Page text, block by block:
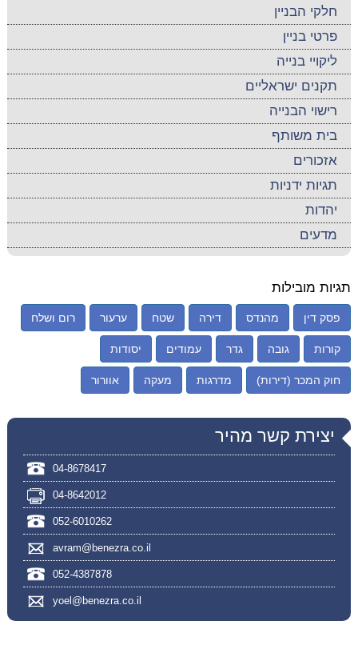
חלקי הבניין
פרטי בניין
ליקויי בנייה
תקנים ישראליים
רישוי הבנייה
בית משותף
אזכורים
תגיות ידניות
יהדות
מדעים
תגיות מובילות
פסק דין מהנדס דירה שטח ערעור רום ושלח
קורות גובה גדר עמודים יסודות
חוק המכר (דירות) מדרגות מעקה אוורור
יצירת קשר מהיר
04-8678417
04-8642012
052-6010262
avram@benezra.co.il
052-4387878
yoel@benezra.co.il